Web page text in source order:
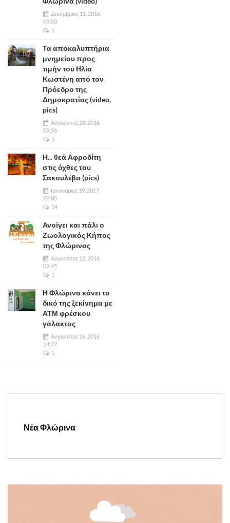
Δεκέμβριος 11, 2016
09:50
1
Τα αποκαλυπτήρια
μνημείου προς
τιμήν του Ηλία
Κωστένη από τον
Πρόεδρο της
Δημοκρατίας (video,
pics)
Αύγουστος 28, 2016
08:56
1
Η... θεά Αφροδίτη
στις όχθες του
Σακουλέβα (pics)
Ιανουάριος 19, 2017
22:05
14
Ανοίγει και πάλι ο
Ζωολογικός Κήπος
της Φλώρινας
Αύγουστος 12, 2016
09:45
1
Η Φλώρινα κάνει το
δικό της ξεκίνημα με
ΑΤΜ φρέσκου
γάλακτος
Αύγουστος 16, 2016
14:22
1
Νέα Φλώρινα